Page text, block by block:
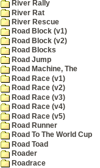
River Rally
River Rat
River Rescue
Road Block (v1)
Road Block (v2)
Road Blocks
Road Jump
Road Machine, The
Road Race (v1)
Road Race (v2)
Road Race (v3)
Road Race (v4)
Road Race (v5)
Road Runner
Road To The World Cup
Road Toad
Roader
Roadrace